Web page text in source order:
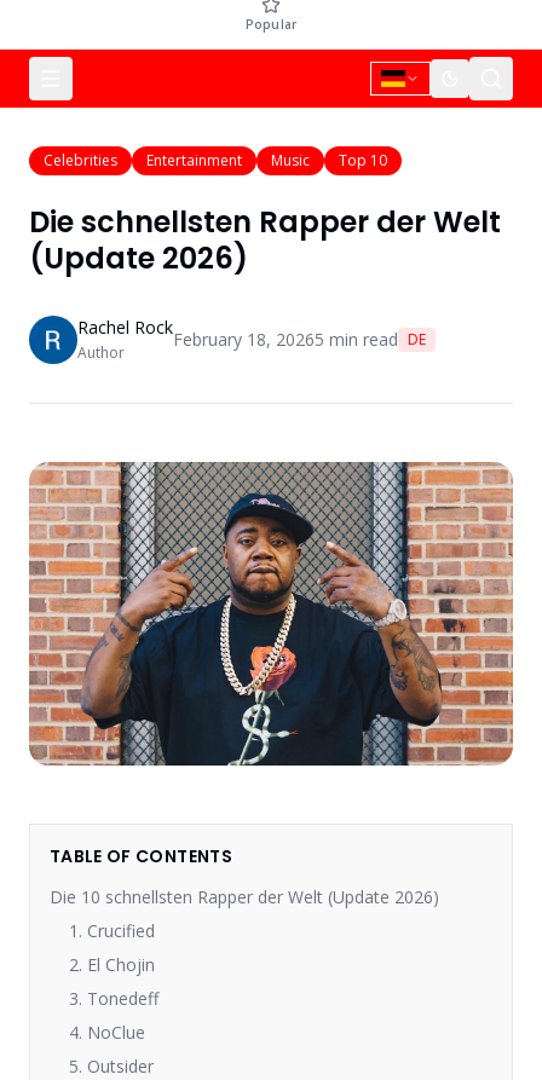
Popular
Celebrities Entertainment Music Top 10
Die schnellsten Rapper der Welt
(Update 2026)
Rachel Rock
Author
February 18, 20265 min read DE
TABLE OF CONTENTS
Die 10 schnellsten Rapper der Welt (Update 2026)
1. Crucified
2. El Chojin
3. Tonedeff
4. NoClue
5. Outsider